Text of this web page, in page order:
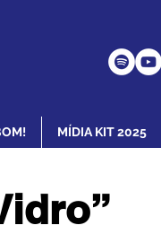
MÍDIA KIT 2025